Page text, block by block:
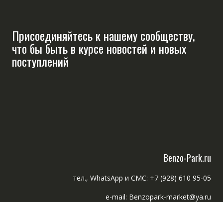
Присоединяйтесь к нашему сообществу,
что бы быть в курсе новостей и новых
поступлений
Benzo-Park.ru
тел., WhatsApp и СМС: +7 (928) 610 95-05
e-mail: Benzopark-market@ya.ru